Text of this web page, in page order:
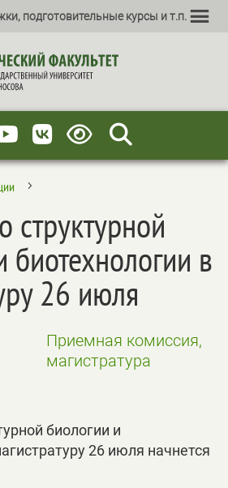
подготовительные курсы и т.п.
5
структурной
биотехнологии в
26 июля
Приемная комиссия,
магистратура
биологии и
26 июля начнется